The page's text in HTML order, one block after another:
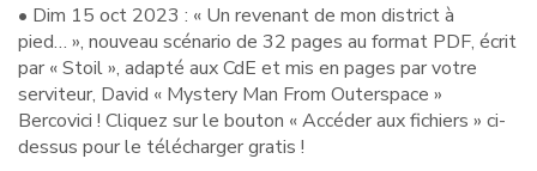
• Dim 15 oct 2023 : « Un revenant de mon district à
pied… », nouveau scénario de 32 pages au format PDF, écrit
par « Stoil », adapté aux CdE et mis en pages par votre
serviteur, David « Mystery Man From Outerspace »
Bercovici ! Cliquez sur le bouton « Accéder aux fichiers » ci-
dessus pour le télécharger gratis !